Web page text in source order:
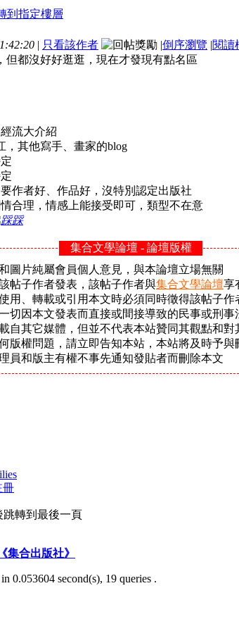
| 只看該作者 |倒序瀏覽 |閱讀
但都沒好好逛逛，現在才發現有點名區
流大介紹
，其他寫手、畫家的blog
作者好、作品好，沒特別認定出版社
合理，情感上能接受即可，類型不在意
踩
集合文學論壇 - 論壇版權
圖片純屬會員個人意見，與本論壇立場無關
帖子作者發表，該帖子作者與集合文學論壇享
用、轉載或引用本文時必須同時徵得該帖子作
切因本文發表而直接或間接導致的民事或刑事
自其它媒體，但並不代表本站贊同其觀點和對
版權問題，請立即告知本站，本站將及時予
員和版主有權不事先通知發貼者而刪除本文
冊
跳轉到最後一頁
集合出版社》
in 0.053604 second(s), 19 queries .